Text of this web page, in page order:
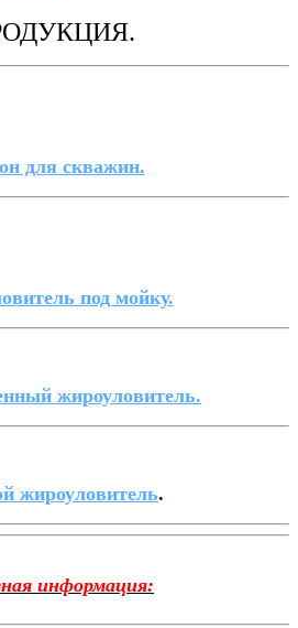
для скважин.
под мойку.
жироуловитель.
жироуловитель.
информация: